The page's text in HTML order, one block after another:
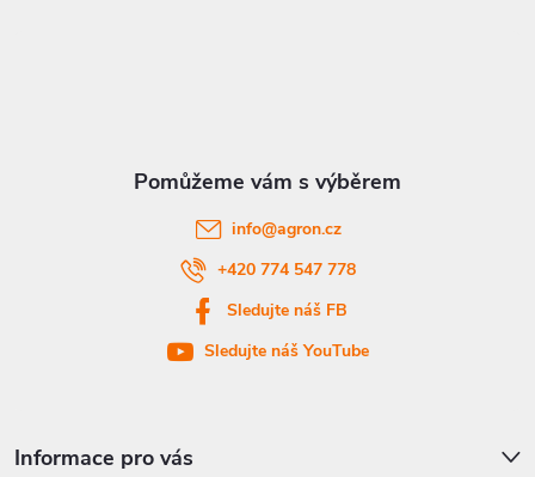
Informace pro vás
info@agron.cz
+420 774 547 778
Sledujte náš FB
Sledujte náš YouTube